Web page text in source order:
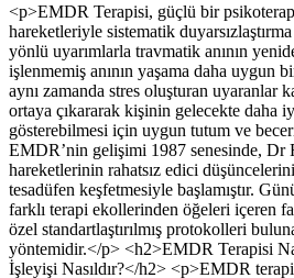
<p>EMDR Terapisi, güçlü bir
hareketleriyle sistematik
yönlü uyarımlarla travmatik anının
işlenmemiş anının yaşama daha uygun
aynı zamanda stres oluşturan uyaranlar
ortaya çıkararak kişinin gelecekte daha
gösterebilmesi için uygun tutum ve
EMDR’nin gelişimi 1987 senesinde, Dr
hareketlerinin rahatsız edici
tesadüfen keşfetmesiyle başlamıştır.
farklı terapi ekollerinden öğeleri içeren
özel standartlaştırılmış protokolleri
yöntemidir.</p> <h2>EMDR Terapisi
İşleyişi Nasıldır?</h2> <p>EMDR